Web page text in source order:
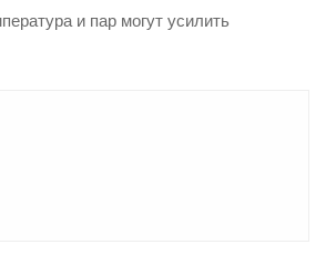
и пар могут усилить